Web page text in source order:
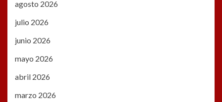
agosto 2026
julio 2026
junio 2026
mayo 2026
abril 2026
marzo 2026